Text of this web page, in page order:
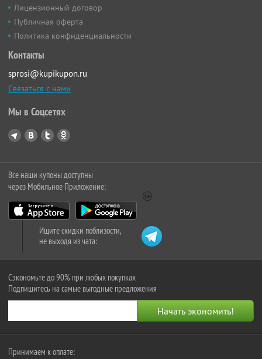
Лицензионный договор
Публичная оферта
Политика конфиденциальности
Контакты
sprosi@kupikupon.ru
Связаться с нами
Мы в Соцсетях
Все наши купоны доступны
через Мобильное Приложение:
Ищите скидки поблизости,
не выходя из чата:
Сэкономьте до 90% при любых покупках
Подпишитесь на самые выгодные предложения
Принимаем к оплате: